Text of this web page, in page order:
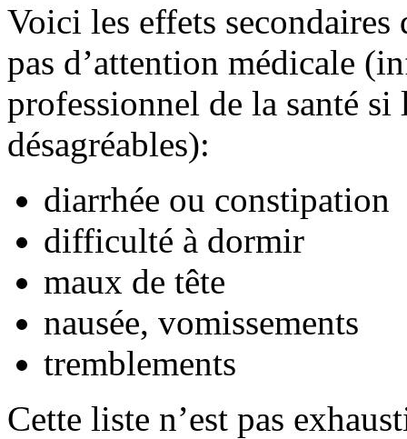
Voici les effets
pas d’attention médicale
professionnel de la santé
désagréables):
diarrhée ou constipation
difficulté à dormir
maux de tête
nausée, vomissements
tremblements
Cette liste n’est pas